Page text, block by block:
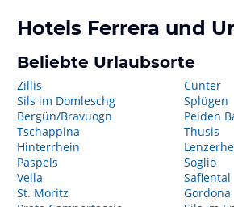
Hotels Ferrera und
Beliebte Urlaubsorte
Zillis
Sils im Domleschg
Bergün/Bravuogn
Tschappina
Hinterrhein
Paspels
Vella
St. Moritz
Cunter
Splügen
Peiden
Thusis
Soglio
Safiental
Gordona